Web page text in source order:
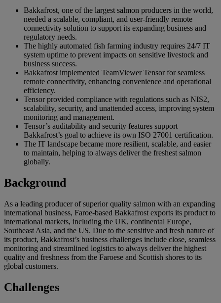
Bakkafrost, one of the largest salmon producers in the world,
needed a scalable, compliant, and user-friendly remote
connectivity solution to support its expanding business and
regulatory needs.
The highly automated fish farming industry requires 24/7 IT
system uptime to prevent impacts on sensitive livestock and
business success.
Bakkafrost implemented TeamViewer Tensor for seamless
remote connectivity, enhancing convenience and operational
efficiency.
Tensor provided compliance with regulations such as NIS2,
scalability, security, and unattended access, improving system
monitoring and management.
Tensor’s auditability and security features support
Bakkafrost’s goal to achieve its own ISO 27001 certification.
The IT landscape became more resilient, scalable, and easier
to maintain, helping to always deliver the freshest salmon
globally.
Background
As a leading producer of superior quality salmon with an expanding
international business, Faroe-based Bakkafrost exports its product to
international markets, including the UK, continental Europe,
Southeast Asia, and the US. Due to the sensitive and fresh nature of
its product, Bakkafrost’s business challenges include close, seamless
monitoring and streamlined logistics to always deliver the highest
quality and freshness from the Faroese and Scottish shores to its
global customers.
Challenges